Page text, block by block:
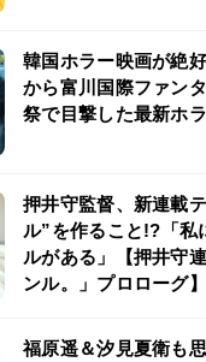
韓国ホラー映画が絶
から富川国際ファン
祭で目撃した最新ホ
押井守監督、新連載
ル”を作ること!?「私
ルがある」【押井守
ンル。」プロローグ】
福原遥＆汐見夏衛も